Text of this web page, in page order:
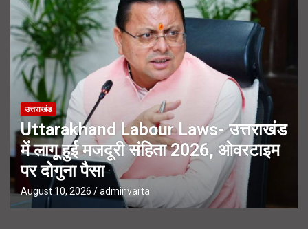
उत्तराखंड
Uttarakhand Labour Laws- उत्तराखंड
में लागू हुई मजदूरी संहिता 2026, ओवरटाइम
पर दोगुना पैसा
August 10, 2026 adminvarta